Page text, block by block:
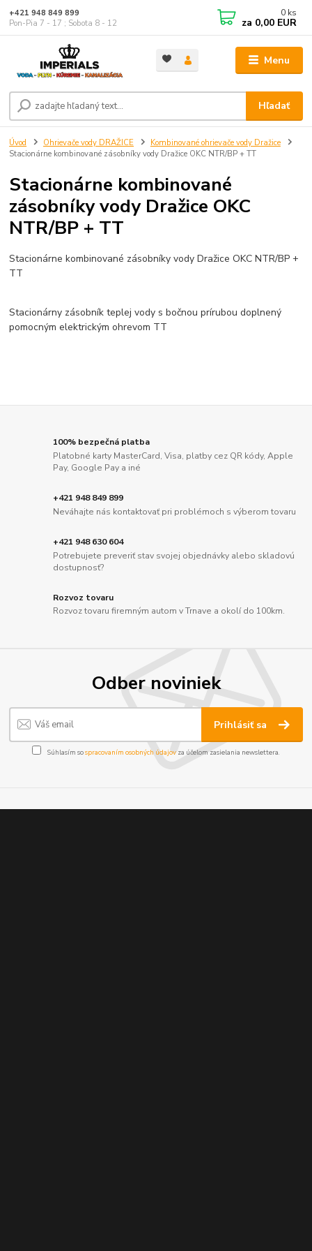
Menu
Hľadať
+421 948 849 899
Pon-Pia 7 - 17 ; Sobota 8 - 12
0 ks
za 0,00 EUR
Úvod Ohrievače vody DRAŽICE
Kombinované ohrievače vody Dražice
Stacionárne kombinované zásobníky vody Dražice OKC NTR/BP + TT
Stacionárne kombinované
zásobníky vody Dražice OKC
NTR/BP + TT
Stacionárne kombinované zásobníky vody Dražice OKC NTR/BP +
TT
Stacionárny zásobník teplej vody s bočnou prírubou doplnený
pomocným elektrickým ohrevom TT
100% bezpečná platba
Platobné karty MasterCard, Visa, platby cez QR kódy, Apple
Pay, Google Pay a iné
+421 948 849 899
Neváhajte nás kontaktovať pri problémoch s výberom tovaru
+421 948 630 604
Potrebujete preveriť stav svojej objednávky alebo skladovú
dostupnosť?
Rozvoz tovaru
Rozvoz tovaru firemným autom v Trnave a okolí do 100km.
Odber noviniek
Prihlásiť sa
Súhlasím sospracovaním osobných údajov za účelom zasielania newslettera.